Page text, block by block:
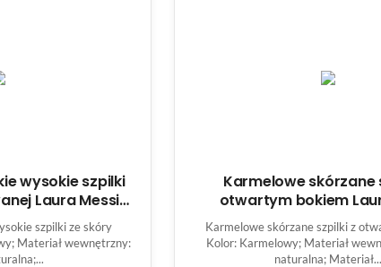
wysokie szpilki
Laura Messi
943
szpilki ze skóry
Materiał wewnętrzny:
Karmelowe skórzane
otwartym bokiem
2286/251
Karmelowe skórzane szpilki z
Kolor: Karmelowy; Materiał
naturalna; Materiał...